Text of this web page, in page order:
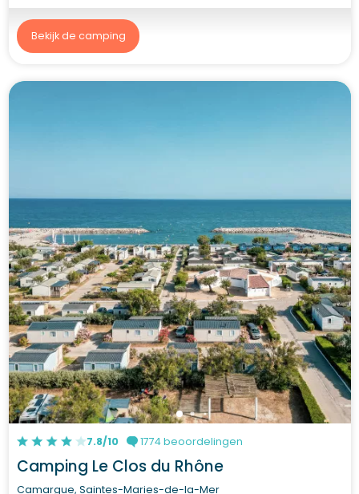
Bekijk de camping
7.8/10 1774 beoordelingen
Camping Le Clos du Rhône
Camargue, Saintes-Maries-de-la-Mer